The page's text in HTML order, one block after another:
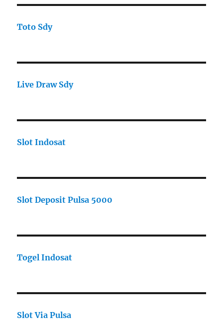
Toto Sdy
Live Draw Sdy
Slot Indosat
Slot Deposit Pulsa 5000
Togel Indosat
Slot Via Pulsa